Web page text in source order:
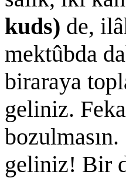
kuds) de,
mektûbda
biraraya
geliniz.
geliniz! Bir